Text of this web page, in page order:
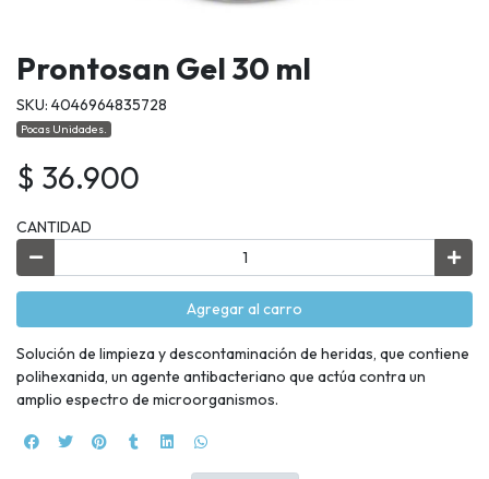
Prontosan Gel 30 ml
SKU: 4046964835728
Pocas Unidades.
$ 36.900
CANTIDAD
Agregar al carro
Solución de limpieza y descontaminación de heridas, que contiene
polihexanida, un agente antibacteriano que actúa contra un
amplio espectro de microorganismos.